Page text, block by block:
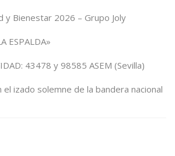
y Bienestar 2026 – Grupo Joly
ESPALDA»
43478 y 98585 ASEM (Sevilla)
el izado solemne de la bandera nacional